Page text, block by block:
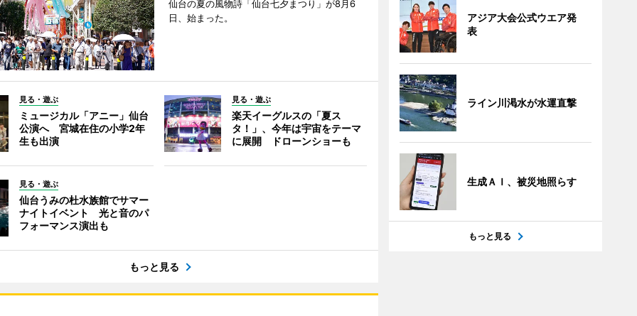
仙台の夏の風物詩「仙台七夕まつり」が8月6
日、始まった。
見る・遊ぶ
ミュージカル「アニー」仙台
公演へ 宮城在住の小学2年
生も出演
見る・遊ぶ
楽天イーグルスの「夏ス
タ！」、今年は宇宙をテーマ
に展開 ドローンショーも
見る・遊ぶ
仙台うみの杜水族館でサマー
ナイトイベント 光と音のパ
フォーマンス演出も
もっと見る
アジア大会公式ウエア発
表
ライン川渇水が水運直撃
生成ＡＩ、被災地照らす
もっと見る